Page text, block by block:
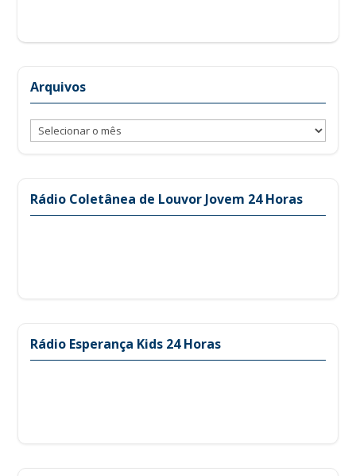
Arquivos
Arquivos
Rádio Coletânea de Louvor Jovem 24 Horas
Rádio Esperança Kids 24 Horas